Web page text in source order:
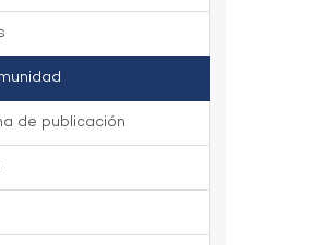
de publicación